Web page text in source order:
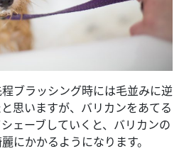
ブラッシング時には毛並みに逆
思いますが、バリカンをあてる
ェーブしていくと、バリカンの
にかかるようになります。